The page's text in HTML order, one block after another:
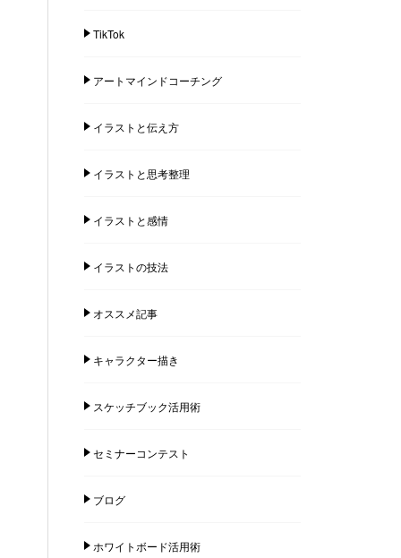
TikTok
アートマインドコーチング
イラストと伝え方
イラストと思考整理
イラストと感情
イラストの技法
オススメ記事
キャラクター描き
スケッチブック活用術
セミナーコンテスト
ブログ
ホワイトボード活用術